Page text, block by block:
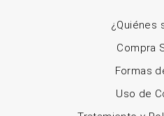
¿Quiénes
Compra
Formas
Uso de